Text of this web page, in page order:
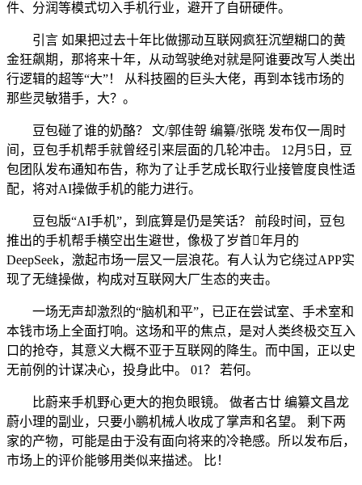
件、分润等模式切入手机行业，避开了自研硬件。
引言 如果把过去十年比做挪动互联网疯狂沉塑糊口的黄
金狂飙期，那将来十年，从动驾驶绝对就是阿谁要改写人类出
行逻辑的超等“大”！ 从科技圈的巨头大佬，再到本钱市场的
那些灵敏猎手，大？。
豆包碰了谁的奶酪？ 文/郭佳哿 编纂/张晓 发布仅一周时
间，豆包手机帮手就曾经引来层面的几轮冲击。 12月5日，豆
包团队发布通知布告，称为了让手艺成长取行业接管度良性适
配，将对AI操做手机的能力进行。
豆包版“AI手机”，到底算是仍是笑话？ 前段时间，豆包
推出的手机帮手横空出生避世，像极了岁首年月的
DeepSeek，激起市场一层又一层浪花。有人认为它绕过APP实
现了无缝操做，构成对互联网大厂生态的夹击。
一场无声却激烈的“脑机和平”，已正在尝试室、手术室和
本钱市场上全面打响。这场和平的焦点，是对人类终极交互入
口的抢夺，其意义大概不亚于互联网的降生。而中国，正以史
无前例的计谋决心，投身此中。 01？ 若何。
比蔚来手机野心更大的抱负眼镜。 做者古廿 编纂文昌龙
蔚小理的副业，只要小鹏机械人收成了掌声和名望。 剩下两
家的产物，可能是由于没有面向将来的冷艳感。所以发布后，
市场上的评价能够用类似来描述。 比！